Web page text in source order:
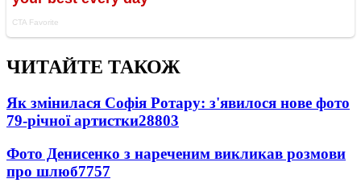
ЧИТАЙТЕ ТАКОЖ
Як змінилася Софія Ротару: з'явилося нове фото
79-річної артистки28803
Фото Денисенко з нареченим викликав розмови
про шлюб7757